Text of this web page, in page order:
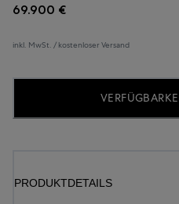
69.900 €
inkl. MwSt. / kostenloser Versand
PRODUKTDETAILS